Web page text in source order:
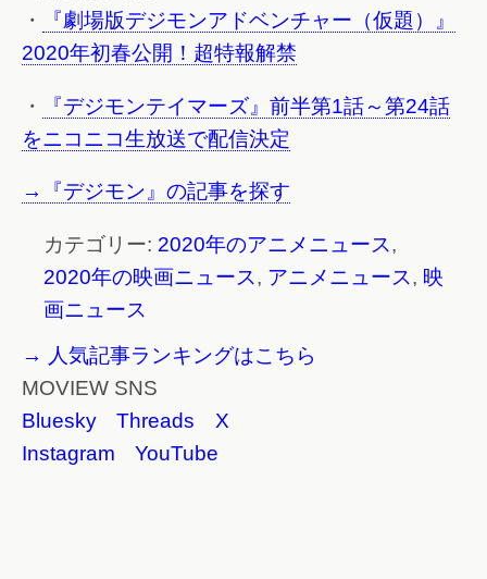
・
『劇場版デジモンアドベンチャー（仮題）』
2020年初春公開！超特報解禁
・
『デジモンテイマーズ』前半第1話～第24話
をニコニコ生放送で配信決定
→『デジモン』の記事を探す
カテゴリー: 2020年のアニメニュース,
2020年の映画ニュース, アニメニュース, 映
画ニュース
→ 人気記事ランキングはこちら
MOVIEW SNS
Bluesky
Threads
X
Instagram
YouTube